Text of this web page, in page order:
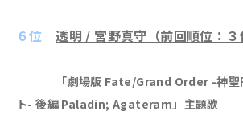
６位 透明 / 宮野真守（前回順位：３
「劇場版 Fate/Grand Order -神聖
ト- 後編 Paladin; Agateram」主題歌